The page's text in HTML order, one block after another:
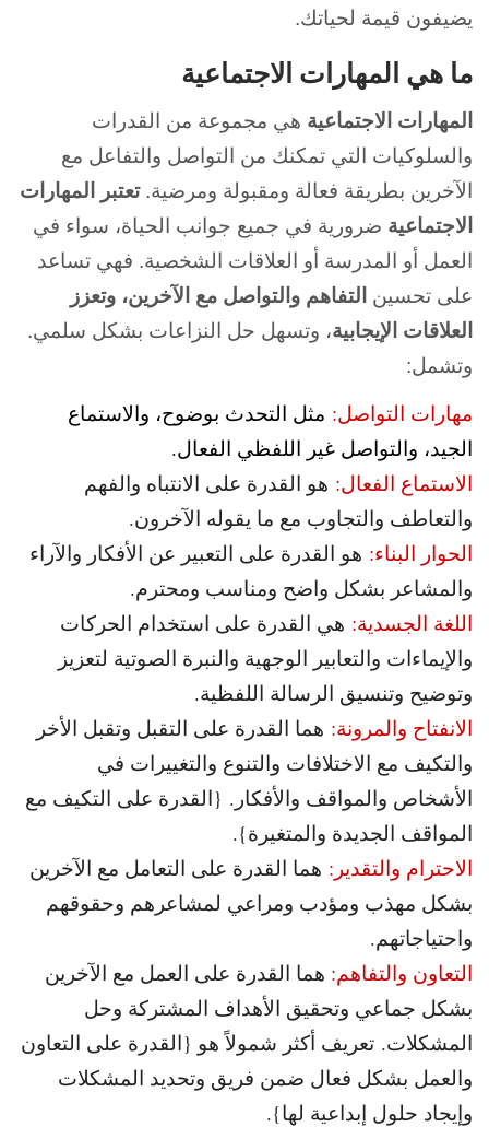
يضيفون قيمة لحياتك.
ما هي المهارات الاجتماعية
المهارات الاجتماعية هي مجموعة من القدرات
والسلوكيات التي تمكنك من التواصل والتفاعل مع
الآخرين بطريقة فعالة ومقبولة ومرضية.تعتبر المهارات
الاجتماعية ضرورية في جميع جوانب الحياة، سواء في
العمل أو المدرسة أو العلاقات الشخصية. فهي تساعد
على تحسين التفاهم والتواصل مع الآخرين، وتعزز
العلاقات الإيجابية، وتسهل حل النزاعات بشكل سلمي.
وتشمل:
مهارات التواصل: مثل التحدث بوضوح، والاستماع
الجيد، والتواصل غير اللفظي الفعال.
الاستماع الفعال: هو القدرة على الانتباه والفهم
والتعاطف والتجاوب مع ما يقوله الآخرون.
الحوار البناء: هو القدرة على التعبير عن الأفكار والآراء
والمشاعر بشكل واضح ومناسب ومحترم.
اللغة الجسدية: هي القدرة على استخدام الحركات
والإيماءات والتعابير الوجهية والنبرة الصوتية لتعزيز
وتوضيح وتنسيق الرسالة اللفظية.
الانفتاح والمرونة: هما القدرة على التقبل وتقبل الأخر
والتكيف مع الاختلافات والتنوع والتغييرات في
الأشخاص والمواقف والأفكار. {القدرة على التكيف مع
المواقف الجديدة والمتغيرة}.
الاحترام والتقدير: هما القدرة على التعامل مع الآخرين
بشكل مهذب ومؤدب ومراعي لمشاعرهم وحقوقهم
واحتياجاتهم.
التعاون والتفاهم: هما القدرة على العمل مع الآخرين
بشكل جماعي وتحقيق الأهداف المشتركة وحل
المشكلات. تعريف أكثر شمولاً هو {القدرة على التعاون
والعمل بشكل فعال ضمن فريق وتحديد المشكلات
وإيجاد حلول إبداعية لها}.